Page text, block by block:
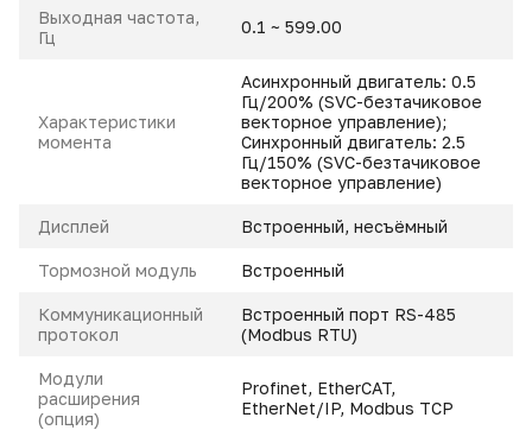
Выходная частота,
Гц
0.1 ~ 599.00
Характеристики
момента
Асинхронный двигатель: 0.5
Гц/200% (SVC-безтачиковое
векторное управление);
Синхронный двигатель: 2.5
Гц/150% (SVC-безтачиковое
векторное управление)
Дисплей Встроенный, несъёмный
Тормозной модуль Встроенный
Коммуникационный
протокол
Встроенный порт RS-485
(Modbus RTU)
Модули
расширения
(опция)
Profinet, EtherCAT,
EtherNet/IP, Modbus TCP